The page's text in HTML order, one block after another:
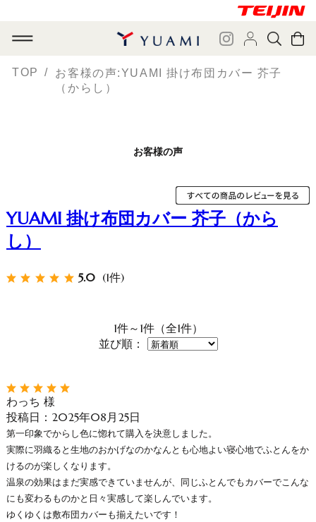
TOP
お客様の声:YUAMI 掛け布団カバー 芥子
（からし）
お客様の声
YUAMI 掛け布団カバー 芥子（から
し）
5.0 (1件)
1件～1件（全1件）
並び順：
わっち 様
投稿日：2025年08月25日
第一印象でからし色に惚れて購入を決意しました。
実際に羽織ると生地のおかげなのかなんとも心地よい寝心地でふとんをか
けるのが楽しくなります。
温泉の効果はまだ実感できていませんが、同じふとんでもカバーでこんな
にも変わるものかと日々実感して楽しんでいます。
ゆくゆくは敷布団カバーも揃えたいです！